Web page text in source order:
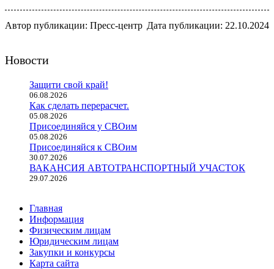
Автор публикации: Пресс-центр Дата публикации: 22.10.2024
Новости
Защити свой край!
06.08.2026
Как сделать перерасчет.
05.08.2026
Присоединяйся у СВОим
05.08.2026
Присоединяйся к СВОим
30.07.2026
ВАКАНСИЯ АВТОТРАНСПОРТНЫЙ УЧАСТОК
29.07.2026
Главная
Информация
Физическим лицам
Юридическим лицам
Закупки и конкурсы
Карта сайта